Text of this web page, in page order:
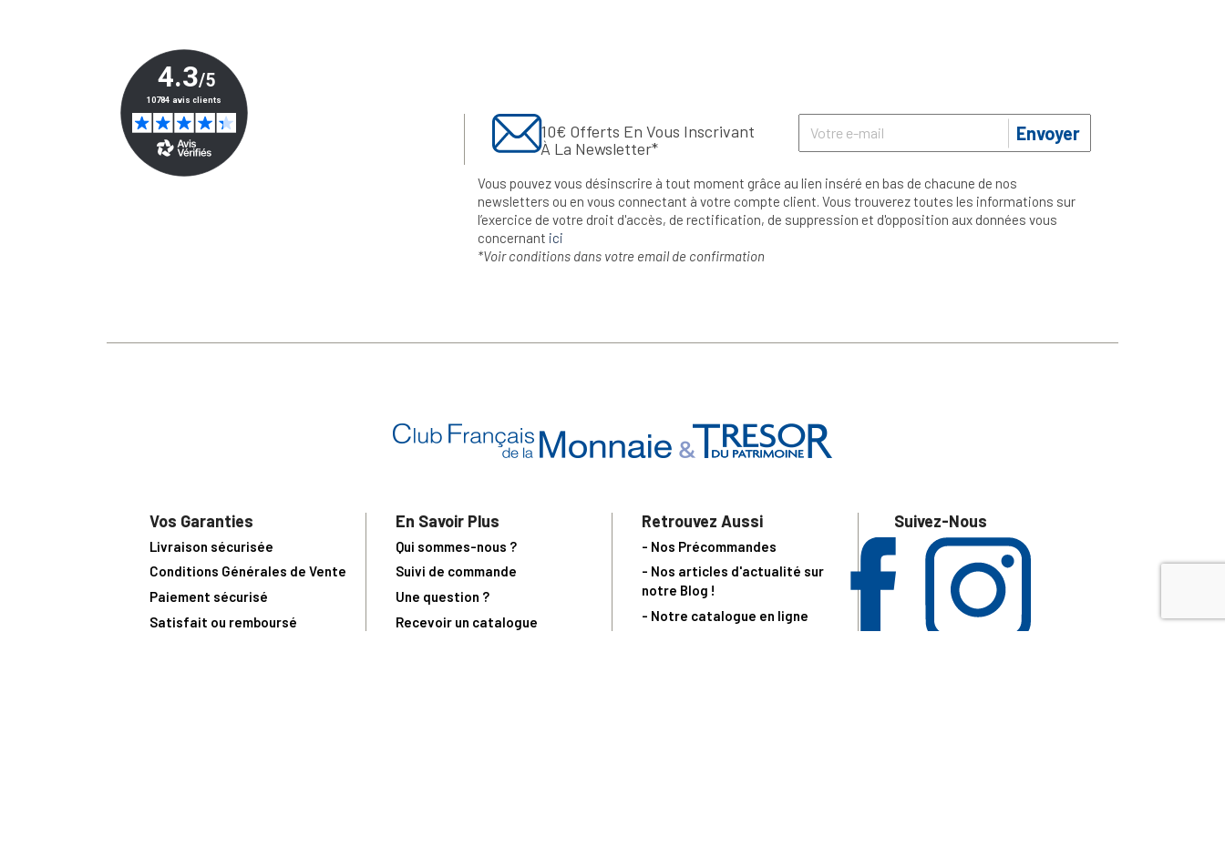
10€ Offerts En Vous Inscrivant
À La Newsletter*
Envoyer
Vous pouvez vous désinscrire à tout moment grâce au lien inséré en bas de chacune de nos
newsletters ou en vous connectant à votre compte client. Vous trouverez toutes les informations sur
l’exercice de votre droit d'accès, de rectification, de suppression et d'opposition aux données vous
concernant ici
*Voir conditions dans votre email de confirmation
Vos Garanties
Livraison sécurisée
Conditions Générales de Vente
Paiement sécurisé
Satisfait ou remboursé
En Savoir Plus
Qui sommes-nous ?
Suivi de commande
Une question ?
Recevoir un catalogue
Retrouvez Aussi
- Nos Précommandes
- Nos articles d'actualité sur
notre Blog !
- Notre catalogue en ligne
Suivez-Nous